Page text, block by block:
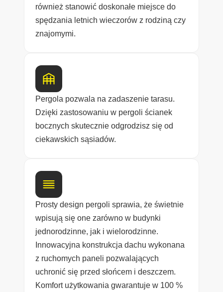
również stanowić doskonałe miejsce do
spędzania letnich wieczorów z rodziną czy
znajomymi.
Pergola pozwala na zadaszenie tarasu.
Dzięki zastosowaniu w pergoli ścianek
bocznych skutecznie odgrodzisz się od
ciekawskich sąsiadów.
Prosty design pergoli sprawia, że świetnie
wpisują się one zarówno w budynki
jednorodzinne, jak i wielorodzinne.
Innowacyjna konstrukcja dachu wykonana
z ruchomych paneli pozwalających
uchronić się przed słońcem i deszczem.
Komfort użytkowania gwarantuje w 100 %